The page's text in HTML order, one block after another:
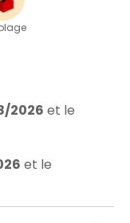
2026 et le
et le